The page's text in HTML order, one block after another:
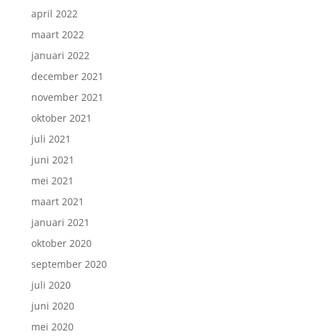
april 2022
maart 2022
januari 2022
december 2021
november 2021
oktober 2021
juli 2021
juni 2021
mei 2021
maart 2021
januari 2021
oktober 2020
september 2020
juli 2020
juni 2020
mei 2020